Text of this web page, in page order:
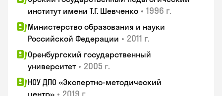
институт имени Т.Г. Шевченко • 1996 г.
Министерство образования и науки
Российской Федерации • 2011 г.
Оренбургский государственный
университет • 2005 г.
НОУ ДПО «Экспертно-методический
центр»